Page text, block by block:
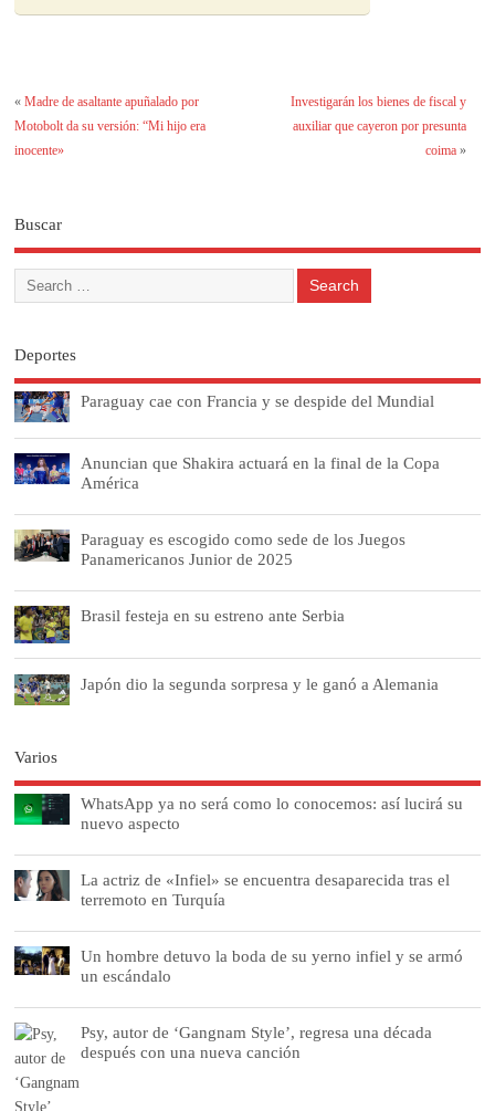
«Madre de asaltante apuñalado por
Motobolt da su versión: “Mi hijo era
inocente»
Investigarán los bienes de fiscal y
auxiliar que cayeron por presunta
coima»
Buscar
Deportes
Paraguay cae con Francia y se despide del Mundial
Anuncian que Shakira actuará en la final de la Copa
América
Paraguay es escogido como sede de los Juegos
Panamericanos Junior de 2025
Brasil festeja en su estreno ante Serbia
Japón dio la segunda sorpresa y le ganó a Alemania
Varios
WhatsApp ya no será como lo conocemos: así lucirá su
nuevo aspecto
La actriz de «Infiel» se encuentra desaparecida tras el
terremoto en Turquía
Un hombre detuvo la boda de su yerno infiel y se armó
un escándalo
Psy, autor de ‘Gangnam Style’, regresa una década
después con una nueva canción